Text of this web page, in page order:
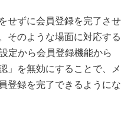
せずに会員登録を完了させ
そのような場面に対応する
定から会員登録機能から
」を無効にすることで、メ
登録を完了できるようにな